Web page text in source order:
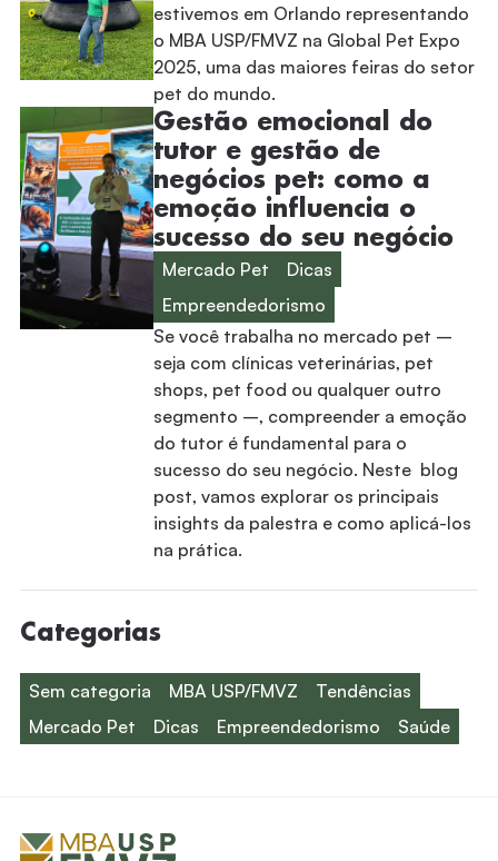
estivemos em Orlando representando
o MBA USP/FMVZ na Global Pet Expo
2025, uma das maiores feiras do setor
pet do mundo.
Gestão emocional do
tutor e gestão de
negócios pet: como a
emoção influencia o
sucesso do seu negócio
Mercado Pet
Dicas
Empreendedorismo
Se você trabalha no mercado pet –
seja com clínicas veterinárias, pet
shops, pet food ou qualquer outro
segmento –, compreender a emoção
do tutor é fundamental para o
sucesso do seu negócio. Neste blog
post, vamos explorar os principais
insights da palestra e como aplicá-los
na prática.
Categorias
Sem categoria MBA USP/FMVZ
Tendências
Mercado Pet
Dicas Empreendedorismo Saúde